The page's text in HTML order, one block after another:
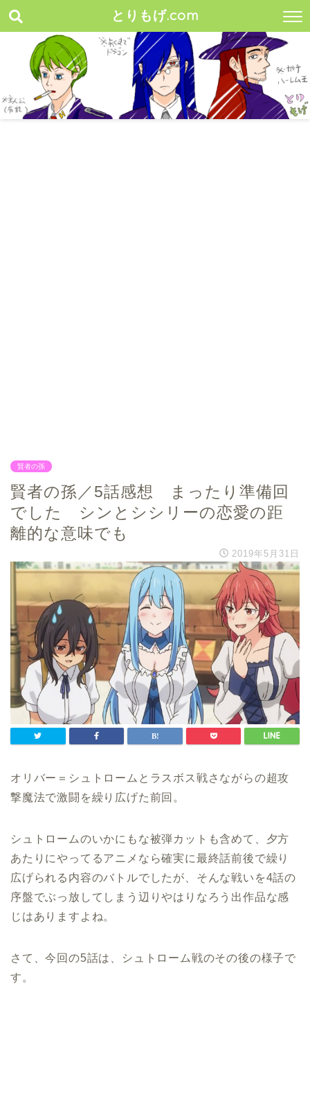
とりもげ.com
賢者の孫
賢者の孫／5話感想 まったり準備回
でした シンとシシリーの恋愛の距
離的な意味でも
2019年5月31日
オリバー＝シュトロームとラスボス戦さながらの超攻
撃魔法で激闘を繰り広げた前回。
シュトロームのいかにもな被弾カットも含めて、夕方
あたりにやってるアニメなら確実に最終話前後で繰り
広げられる内容のバトルでしたが、そんな戦いを4話の
序盤でぶっ放してしまう辺りやはりなろう出作品な感
じはありますよね。
さて、今回の5話は、シュトローム戦のその後の様子で
す。